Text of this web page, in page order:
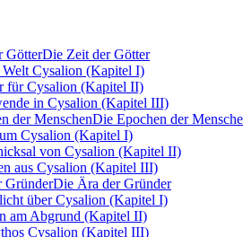
Die Zeit der Götter
Welt Cysalion (Kapitel I)
für Cysalion (Kapitel II)
in Cysalion (Kapitel III)
Die Epochen der
Cysalion (Kapitel I)
von Cysalion (Kapitel II)
aus Cysalion (Kapitel III)
Die Ära der Gründer
über Cysalion (Kapitel I)
am Abgrund (Kapitel II)
Cysalion (Kapitel III)